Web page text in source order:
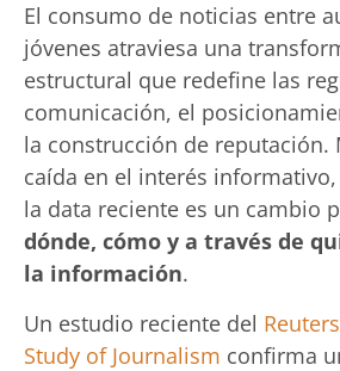
El consumo de noticias entre
jóvenes atraviesa una
estructural que redefine las
comunicación, el
la construcción de reputación.
caída en el interés
la data reciente es un cambio
dónde, cómo y a través de
la información.
Un estudio reciente del
Study of Journalism confirma